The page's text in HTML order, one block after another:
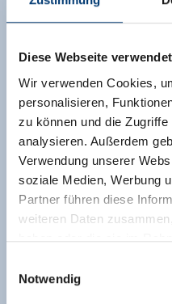
Diese Webseite
Wir verwenden Cookies,
personalisieren,
zu können und die
analysieren. Außerdem
Verwendung unserer
soziale Medien, Werbung
Partner führen diese
weiteren Daten
haben oder die sie im
Notwendig